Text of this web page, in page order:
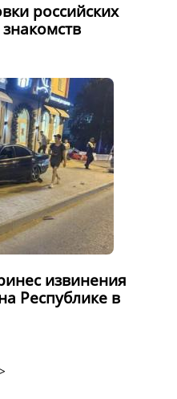
российских
извинения
Республике в
>